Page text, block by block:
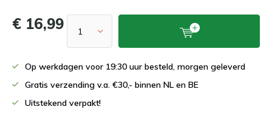
€ 16,99
Op werkdagen voor 19:30 uur besteld, morgen geleverd
Gratis verzending v.a. €30,- binnen NL en BE
Uitstekend verpakt!